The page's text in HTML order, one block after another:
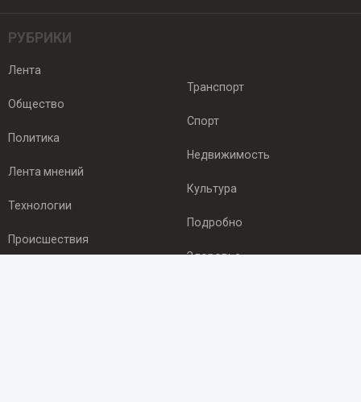
РУБРИКИ
Лента
Общество
Политика
Лента мнений
Технологии
Происшествия
Транспорт
Спорт
Недвижимость
Культура
Подробно
Здоровье